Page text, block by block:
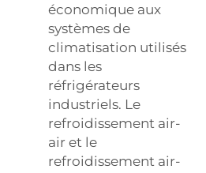
économique aux
systèmes de
climatisation utilisés
dans les
réfrigérateurs
industriels. Le
refroidissement air-
air et le
refroidissement air-